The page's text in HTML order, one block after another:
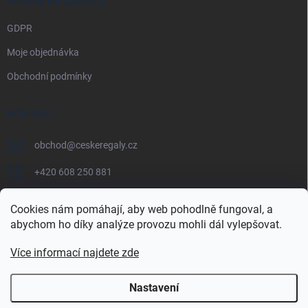
Cookies nám pomáhají, aby web pohodlně fungoval, a
abychom ho díky analýze provozu mohli dál vylepšovat.
Více informací najdete zde
Nastavení
GDPR
Moje objednávka
Obchodní podmínky
KONTAKT
obchod@ceskeregaly.cz
+420 608 250 881